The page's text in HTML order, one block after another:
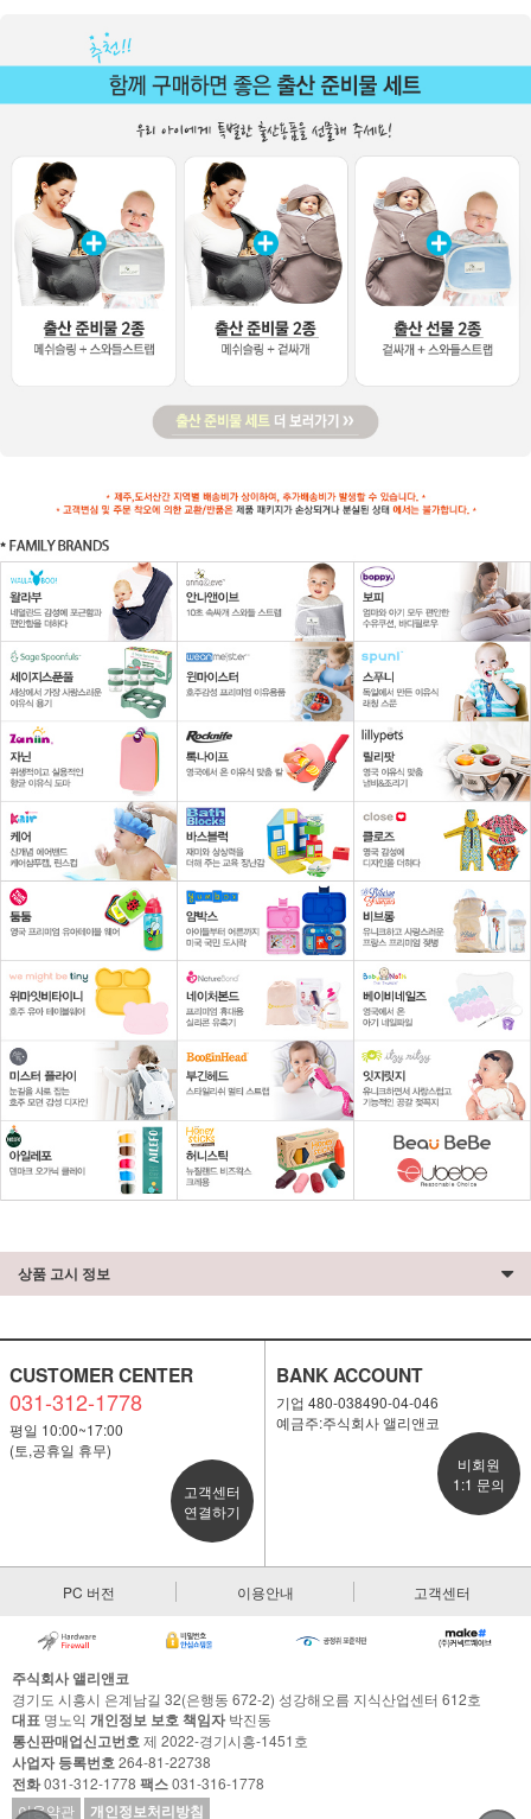
상품 고시 정보
CUSTOMER CENTER
031-312-1778
평일 10:00~17:00
(토,공휴일 휴무)
고객센터
연결하기
BANK ACCOUNT
기업 480-038490-04-046
예금주:주식회사 앨리앤코
비회원
1:1 문의
PC 버전 이용안내 고객센터
주식회사 앨리앤코
경기도 시흥시 은계남길 32(은행동 672-2) 성강해오름 지식산업센터 612호
대표 명노익 개인정보 보호 책임자박진동
통신판매업신고번호제 2022-경기시흥-1451호
사업자 등록번호264-81-22738
전화031-312-1778 팩스031-316-1778
이용약관
개인정보처리방침